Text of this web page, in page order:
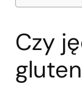
Czy